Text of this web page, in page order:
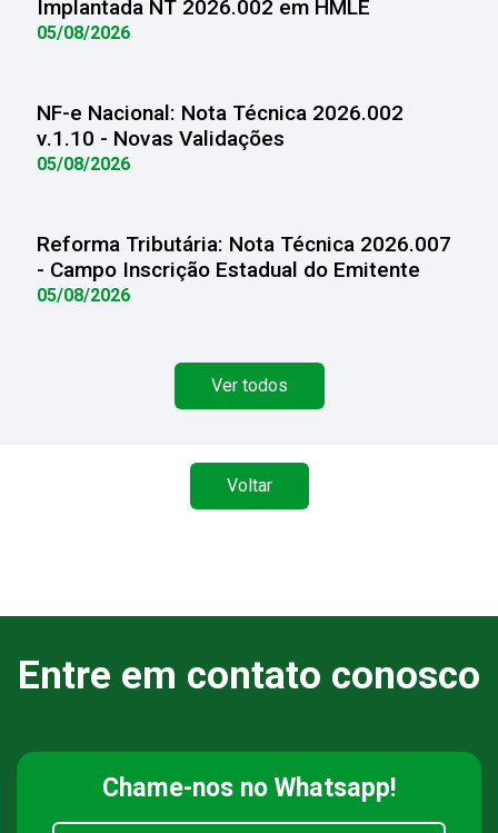
Implantada NT 2026.002 em HMLE
05/08/2026
NF-e Nacional: Nota Técnica 2026.002
v.1.10 - Novas Validações
05/08/2026
Reforma Tributária: Nota Técnica 2026.007
- Campo Inscrição Estadual do Emitente
05/08/2026
Ver todos
Voltar
Entre em contato conosco
Chame-nos no Whatsapp!